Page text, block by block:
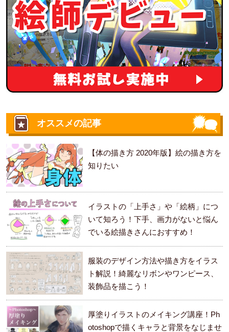
オススメの記事
【体の描き方 2020年版】絵の描き方を
知りたい
イラストの「上手さ」や「絵柄」につ
いて知ろう！下手、画力がないと悩ん
でいる絵描きさんにおすすめ！
服装のデザイン方法や描き方をイラス
ト解説！綺麗なリボンやワンピース、
装飾品を描こう！
厚塗りイラストのメイキング講座！Ph
otoshopで描くキャラと背景をなじませ